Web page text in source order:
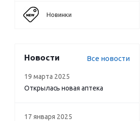
Новинки
Новости Все новости
19 марта 2025
Открылась новая аптека
17 января 2025